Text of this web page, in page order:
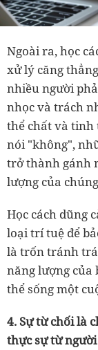
Ngoài ra, học
xử lý căng
nhiều người
nhọc và trách
thể chất và tinh
nói "không",
trở thành gánh
lượng của
Học cách dũng
loại trí tuệ để
là trốn tránh
năng lượng của
thể sống một
4. Sự từ chối là
thực sự từ